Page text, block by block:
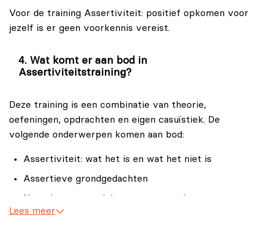
Je voelt je schuldig als je iets voor jezelf opeist
Je wilt nee leren zeggen zonder dat dit ten koste
Voor de training Assertiviteit: positief opkomen voor
jezelf is er geen voorkennis vereist.
Wat komt er aan bod in
Assertiviteitstraining?
Deze training is een combinatie van theorie,
oefeningen, opdrachten en eigen casuïstiek. De
volgende onderwerpen komen aan bod:
Assertiviteit: wat het is en wat het niet is
Assertieve grondgedachten
Negatieve overtuigingen omzetten in
zelfondersteunende overtuigingen
Lees meer